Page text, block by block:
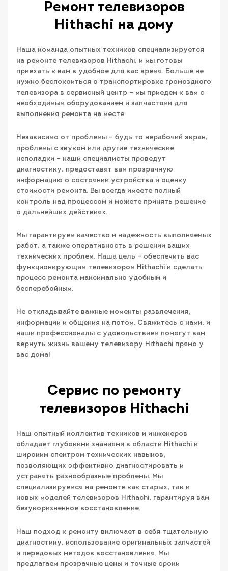
Ремонт телевизоров
Hithachi на дому
Наша команда опытных техников специализируется
на ремонте телевизоров Hithachi, и мы готовы
приехать к вам в удобное для вас время. Больше не
нужно беспокоиться о транспортировке громоздкого
телевизора в сервисный центр – мы приедем к вам с
необходимым оборудованием и запчастями для
выполнения ремонта на месте.
Независимо от проблемы – будь то нерабочий экран,
проблемы с звуком или другие технические
неполадки – наши специалисты проведут
диагностику, предоставят вам прозрачную
информацию о состоянии устройства и оценку
стоимости ремонта. Вы всегда имеете полный
контроль над процессом и можете принять решение
о дальнейших действиях.
Мы гарантируем качество и надежность выполняемых
работ, а также оперативность в решении ваших
технических проблем. Наша цель – обеспечить вас
функционирующим телевизором Hithachi и сделать
процесс ремонта максимально удобным и
бесперебойным.
Не откладывайте важные моменты развлечения,
информации и общения на потом. Свяжитесь с нами, и
наши профессионалы с удовольствием помогут вам
вернуть жизнь вашему телевизору Hithachi прямо у
вас дома!
Сервис по ремонту
телевизоров Hithachi
Наш опытный коллектив техников и инженеров
обладает глубокими знаниями в области Hithachi и
широким спектром технических навыков,
позволяющих эффективно диагностировать и
устранять разнообразные проблемы. Мы
специализируемся на ремонте как старых, так и
новых моделей телевизоров Hithachi, гарантируя вам
безукоризненное восстановление.
Наш подход к ремонту включает в себя тщательную
диагностику, использование оригинальных запчастей
и передовых методов восстановления. Мы
предлагаем прозрачные цены и точные сроки